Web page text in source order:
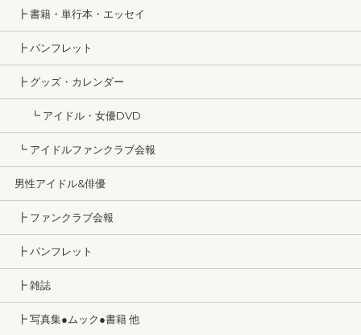
┣ 書籍・単行本・エッセイ
┣ パンフレット
┣ グッズ・カレンダー
┗ アイドル・女優DVD
┗ アイドルファンクラブ会報
男性アイドル&俳優
┣ ファンクラブ会報
┣ パンフレット
┣ 雑誌
┣ 写真集●ムック●書籍 他